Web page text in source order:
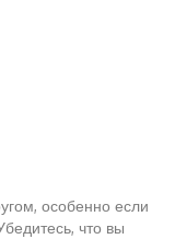
особенно если
что вы